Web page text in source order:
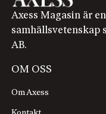
Axess Magasin är
samhällsvetenskap
AB.
OM OSS
Om Axess